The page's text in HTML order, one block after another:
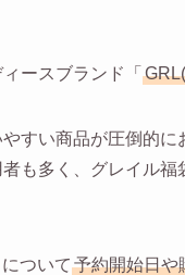
ースブランド「
すい商品が圧倒的
も多く、グレイル
ついて 予約開始日や